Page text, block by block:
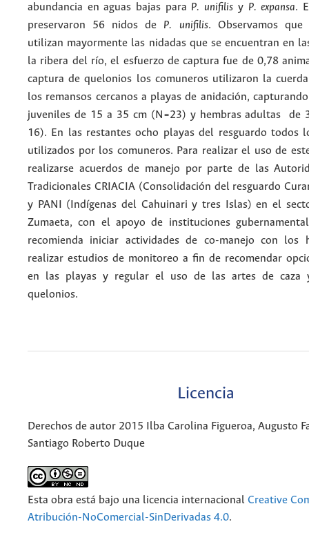
abundancia en aguas bajas para P. unifilis y P. expansa.
preservaron 56 nidos de P. unifilis. Observamos que
utilizan mayormente las nidadas que se encuentran en
la ribera del río, el esfuerzo de captura fue de 0,78
captura de quelonios los comuneros utilizaron la
los remansos cercanos a playas de anidación,
juveniles de 15 a 35 cm (N=23) y hembras adultas de
16). En las restantes ocho playas del resguardo todos
utilizados por los comuneros. Para realizar el uso de
realizarse acuerdos de manejo por parte de las
Tradicionales CRIACIA (Consolidación del resguardo
y PANI (Indígenas del Cahuinari y tres Islas) en el
Zumaeta, con el apoyo de instituciones
recomienda iniciar actividades de co-manejo con los
realizar estudios de monitoreo a fin de recomendar
en las playas y regular el uso de las artes de caza
quelonios.
Licencia
Derechos de autor 2015 Ilba Carolina Figueroa, Augusto
Santiago Roberto Duque
Esta obra está bajo una licencia internacional Creative
Atribución-NoComercial-SinDerivadas 4.0.